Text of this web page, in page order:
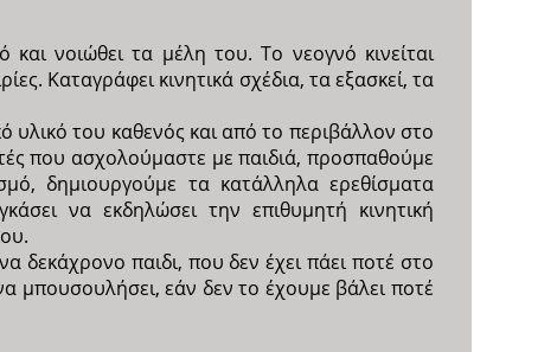
νοιώθει τα μέλη του. Το νεογνό κινείται
Καταγράφει κινητικά σχέδια, τα εξασκεί, τα
υλικό του καθενός και από το περιβάλλον στο
που ασχολούμαστε με παιδιά, προσπαθούμε
δημιουργούμε τα κατάλληλα ερεθίσματα
να εκδηλώσει την επιθυμητή κινητική
παιδι, που δεν έχει πάει ποτέ στο
μπουσουλήσει, εάν δεν το έχουμε βάλει ποτέ